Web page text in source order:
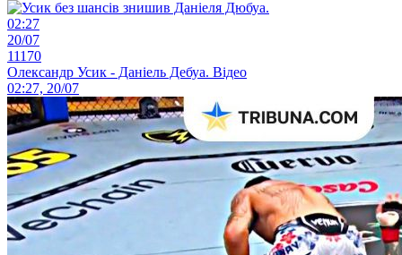
02:27
20/07
11170
Олександр Усик - Даніель Дебуа. Відео
02:27, 20/07